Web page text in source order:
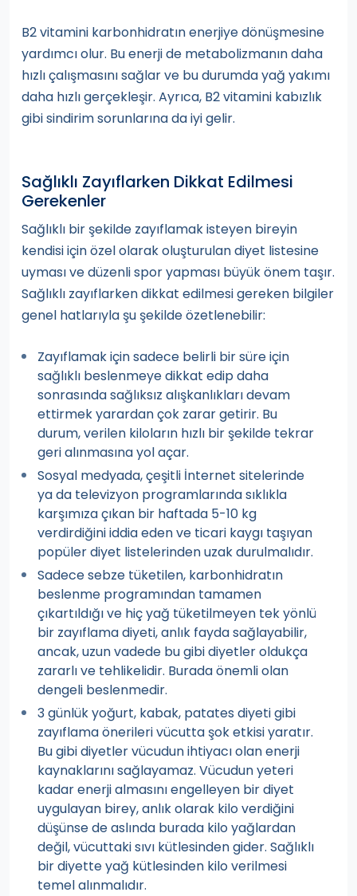
B2 vitamini karbonhidratın enerjiye dönüşmesine
yardımcı olur. Bu enerji de metabolizmanın daha
hızlı çalışmasını sağlar ve bu durumda yağ yakımı
daha hızlı gerçekleşir. Ayrıca, B2 vitamini kabızlık
gibi sindirim sorunlarına da iyi gelir.
Sağlıklı Zayıflarken Dikkat Edilmesi
Gerekenler
Sağlıklı bir şekilde zayıflamak isteyen bireyin
kendisi için özel olarak oluşturulan diyet listesine
uyması ve düzenli spor yapması büyük önem taşır.
Sağlıklı zayıflarken dikkat edilmesi gereken bilgiler
genel hatlarıyla şu şekilde özetlenebilir:
Zayıflamak için sadece belirli bir süre için
sağlıklı beslenmeye dikkat edip daha
sonrasında sağlıksız alışkanlıkları devam
ettirmek yarardan çok zarar getirir. Bu
durum, verilen kiloların hızlı bir şekilde tekrar
geri alınmasına yol açar.
Sosyal medyada, çeşitli İnternet sitelerinde
ya da televizyon programlarında sıklıkla
karşımıza çıkan bir haftada 5-10 kg
verdirdiğini iddia eden ve ticari kaygı taşıyan
popüler diyet listelerinden uzak durulmalıdır.
Sadece sebze tüketilen, karbonhidratın
beslenme programından tamamen
çıkartıldığı ve hiç yağ tüketilmeyen tek yönlü
bir zayıflama diyeti, anlık fayda sağlayabilir,
ancak, uzun vadede bu gibi diyetler oldukça
zararlı ve tehlikelidir. Burada önemli olan
dengeli beslenmedir.
3 günlük yoğurt, kabak, patates diyeti gibi
zayıflama önerileri vücutta şok etkisi yaratır.
Bu gibi diyetler vücudun ihtiyacı olan enerji
kaynaklarını sağlayamaz. Vücudun yeteri
kadar enerji almasını engelleyen bir diyet
uygulayan birey, anlık olarak kilo verdiğini
düşünse de aslında burada kilo yağlardan
değil, vücuttaki sıvı kütlesinden gider. Sağlıklı
bir diyette yağ kütlesinden kilo verilmesi
temel alınmalıdır.